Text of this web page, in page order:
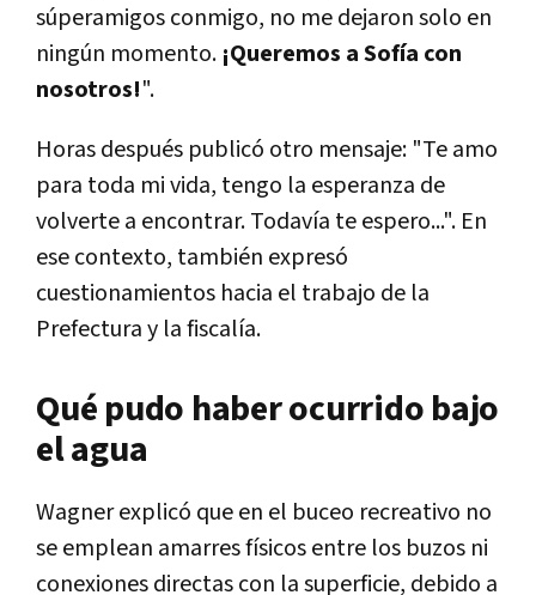
súperamigos conmigo, no me dejaron solo en
ningún momento. ¡Queremos a Sofía con
nosotros!".
Horas después publicó otro mensaje: "Te amo
para toda mi vida, tengo la esperanza de
volverte a encontrar. Todavía te espero...". En
ese contexto, también expresó
cuestionamientos hacia el trabajo de la
Prefectura y la fiscalía.
Qué pudo haber ocurrido bajo
el agua
Wagner explicó que en el buceo recreativo no
se emplean amarres físicos entre los buzos ni
conexiones directas con la superficie, debido a